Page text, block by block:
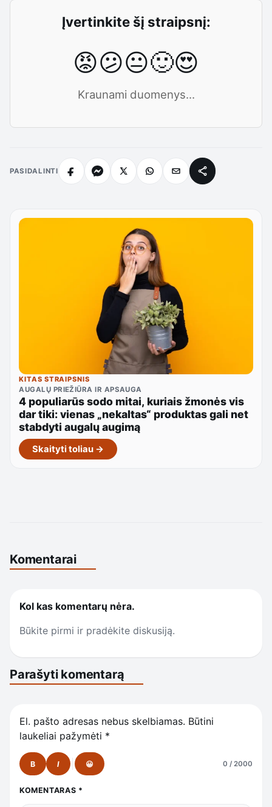
Įvertinkite šį straipsnį:
😡😕😐🙂😍
Kraunami duomenys...
PASIDALINTI
KITAS STRAIPSNIS
AUGALŲ PRIEŽIŪRA IR APSAUGA
4 populiarūs sodo mitai, kuriais žmonės vis
dar tiki: vienas „nekaltas“ produktas gali net
stabdyti augalų augimą
Skaityti toliau →
Komentarai
Kol kas komentarų nėra.
Būkite pirmi ir pradėkite diskusiją.
Parašyti komentarą
El. pašto adresas nebus skelbiamas. Būtini
laukeliai pažymėti *
B I 😀 0 / 2000
KOMENTARAS *